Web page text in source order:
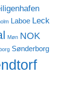
Laboe Leck
Møn NOK
Sønderborg